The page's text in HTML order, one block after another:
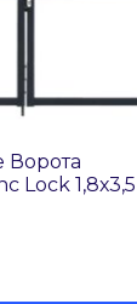
Ворота
Lock 1,8х3,5